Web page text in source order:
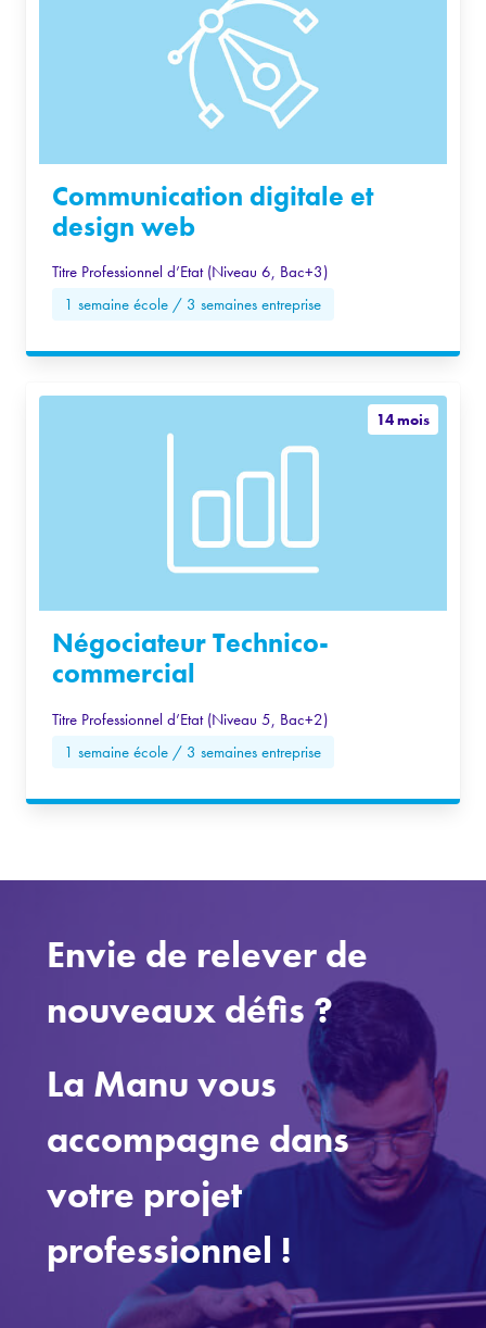
Communication digitale et
design web
Titre Professionnel d’Etat (Niveau 6, Bac+3)
1 semaine école / 3 semaines entreprise
14 mois
Négociateur Technico-
commercial
Titre Professionnel d’Etat (Niveau 5, Bac+2)
1 semaine école / 3 semaines entreprise
Envie de relever de
nouveaux défis ?
La Manu vous
accompagne dans
votre projet
professionnel !